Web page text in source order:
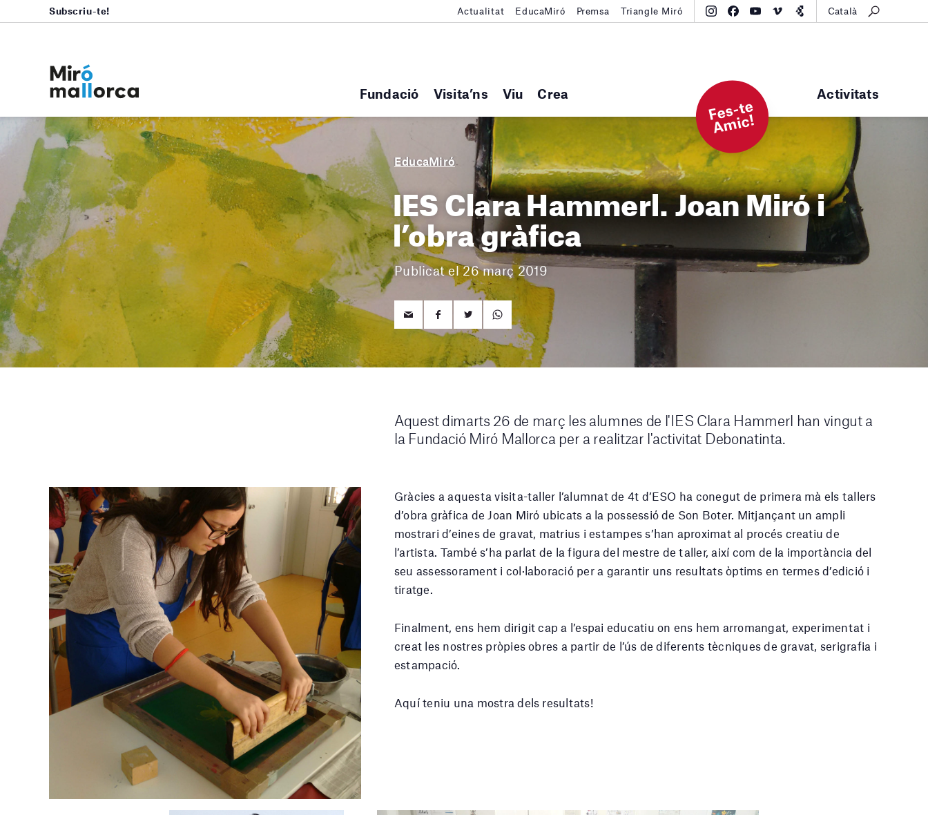
Fundació Visita’ns Viu Crea Activitats
Subscriu-te! Actualitat EducaMiró Premsa Triangle Miró Català
F
e
s-t
e
A
mi
c!
EducaMiró
IES Clara Hammerl. Joan Miró i
l’obra gràfica
Publicat el 26 març 2019
Aquest dimarts 26 de març les alumnes de l'IES Clara Hammerl han vingut a
la Fundació Miró Mallorca per a realitzar l'activitat Debonatinta.
Gràcies a aquesta visita-taller l’alumnat de 4t d’ESO ha conegut de primera mà els tallers
d’obra gràfica de Joan Miró ubicats a la possessió de Son Boter. Mitjançant un ampli
mostrari d’eines de gravat, matrius i estampes s’han aproximat al procés creatiu de
l’artista. També s’ha parlat de la figura del mestre de taller, així com de la importància del
seu assessorament i col·laboració per a garantir uns resultats òptims en termes d’edició i
tiratge.
Finalment, ens hem dirigit cap a l’espai educatiu on ens hem arromangat, experimentat i
creat les nostres pròpies obres a partir de l’ús de diferents tècniques de gravat, serigrafia i
estampació.
Aquí teniu una mostra dels resultats!